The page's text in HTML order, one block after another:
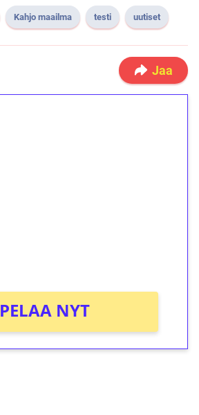
Kahjo maailma testi uutiset
Jaa
PELAA NYT